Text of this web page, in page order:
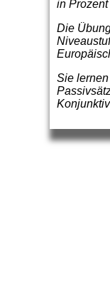
in
Die
Sie